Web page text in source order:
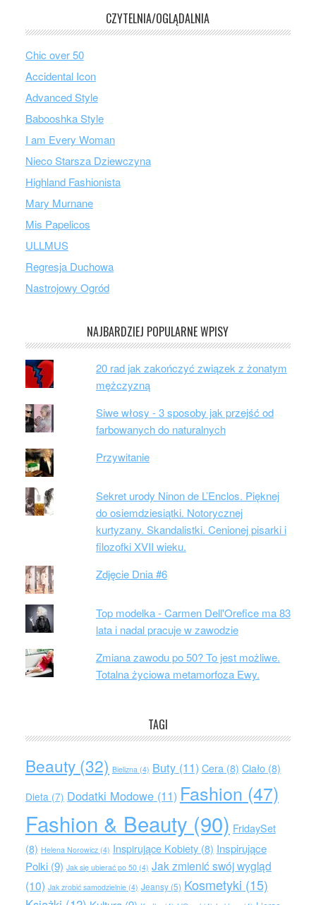
CZYTELNIA/OGLĄDALNIA
Chic over 50
Accidental Icon
Advanced Style
Babooshka Style
I am Every Woman
Nieco Starsza Dziewczyna
Highland Fashionista
Mary Murnane
Mis Papelicos
ULLMUS
Regresja Duchowa
Nastrojowy Ogród
NAJBARDZIEJ POPULARNE WPISY
20 rad jak zakończyć związek z żonatym
mężczyzną
Siwe włosy - 3 sposoby jak przejść od
farbowanych do naturalnych
Przywitanie
Sekret urody Ninon de L’Enclos. Pięknej
do osiemdziesiątki. Notorycznej
kurtyzany. Skandalistki. Cenionej pisarki i
filozofki XVII wieku.
Zdjęcie Dnia #6
Top modelka - Carmen Dell'Orefice ma 83
lata i nadal pracuje w zawodzie
Zmiana zawodu po 50? To jest możliwe.
Totalna życiowa metamorfoza Ewy.
TAGI
Beauty(32) Bielizna(4) Buty(11) Cera(8) Ciało(8)
Dieta(7) Dodatki Modowe(11) Fashion (47)
Fashion & Beauty (90) FridaySet
(8) Helena Norowicz(4) Inspirujące Kobiety(8) Inspirujące
Polki(9) Jak się ubierać po 50(4) Jak zmienić swój wygląd
(10) Jak zrobić samodzielnie(4) Jeansy(5) Kosmetyki (15)